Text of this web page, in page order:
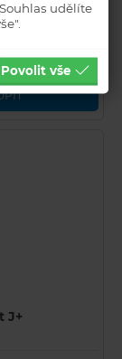
udělíte
Povolit vše
190
INFO
J+